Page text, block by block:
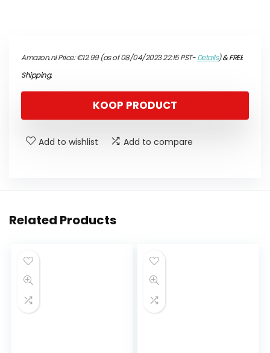
Amazon.nl Price:€12.99(as of 08/04/2023 22:15 PST-Details)&FREE
Shipping.
KOOP PRODUCT
Add to wishlist Add to compare
Related Products